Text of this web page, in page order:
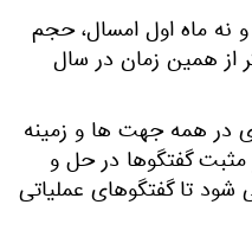
نه ماه اول امسال، حجم
همین زمان در سال
در همه جهت ها و زمینه
مثبت گفتگوها در حل و
تا گفتگوهای عملیاتی